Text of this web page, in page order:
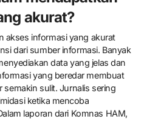
terhadap jurnalis dalam
lingkungan yang tidak
jurnalisme investigatif
berani mengungkap fakta-
untuk melaporkan isu
Ini berpotensi
dan transparansi dalam